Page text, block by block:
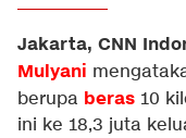
Jakarta, CNN
Mulyani
berupa beras 10
ini ke 18,3 juta